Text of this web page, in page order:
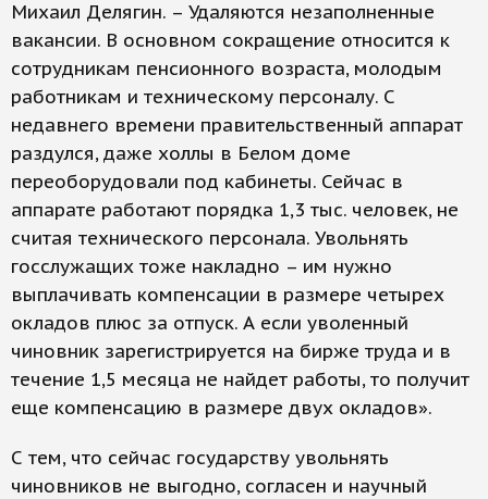
Михаил Делягин. – Удаляются незаполненные
вакансии. В основном сокращение относится к
сотрудникам пенсионного возраста, молодым
работникам и техническому персоналу. С
недавнего времени правительственный аппарат
раздулся, даже холлы в Белом доме
переоборудовали под кабинеты. Сейчас в
аппарате работают порядка 1,3 тыс. человек, не
считая технического персонала. Увольнять
госслужащих тоже накладно – им нужно
выплачивать компенсации в размере четырех
окладов плюс за отпуск. А если уволенный
чиновник зарегистрируется на бирже труда и в
течение 1,5 месяца не найдет работы, то получит
еще компенсацию в размере двух окладов».
С тем, что сейчас государству увольнять
чиновников не выгодно, согласен и научный